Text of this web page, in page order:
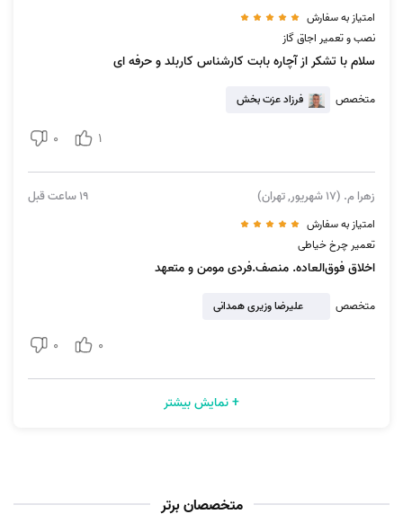
امتیاز به سفارش
نصب و تعمیر اجاق گاز
سلام با تشکر از آچاره بابت کارشناس کاربلد و حرفه ای
متخصص فرزاد عزت بخش
1
0
زهرا م. (17 شهریور, تهران) 19 ساعت قبل
امتیاز به سفارش
تعمیر چرخ خیاطی
اخلاق فوق‌العاده. منصف.فردی مومن و متعهد
متخصص علیرضا وزیری همدانی
0
0
+ نمایش بیشتر
متخصصان برتر